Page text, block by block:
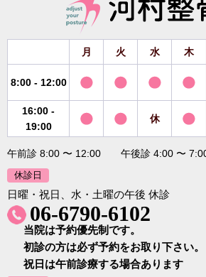
月 火 水 木
8:00 - 12:00
16:00 -
19:00
休
午前診 8:00 〜 12:00 午後診 4:00 〜
休診日
日曜・祝日、水・土曜の午後 休診
06-6790-6102
当院は予約優先制です。
初診の方は必ず予約をお取り下さい。
祝日は午前診療する場合あります